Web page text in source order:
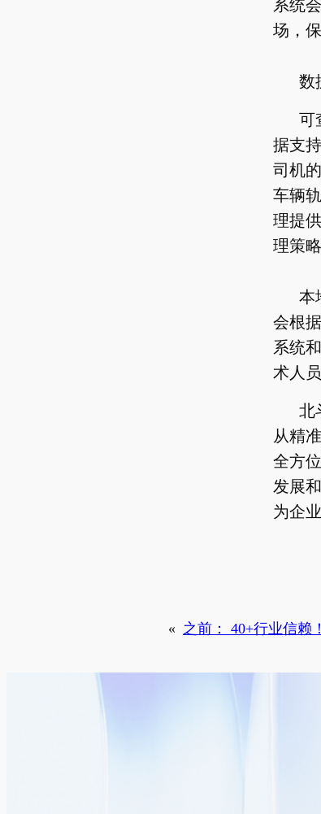
系统
场，
数
可
据支
司机
车辆
理提
理策略
本
会根
系统
术人
北
从精
全方
发展
为企
« 之前：40+行业信赖